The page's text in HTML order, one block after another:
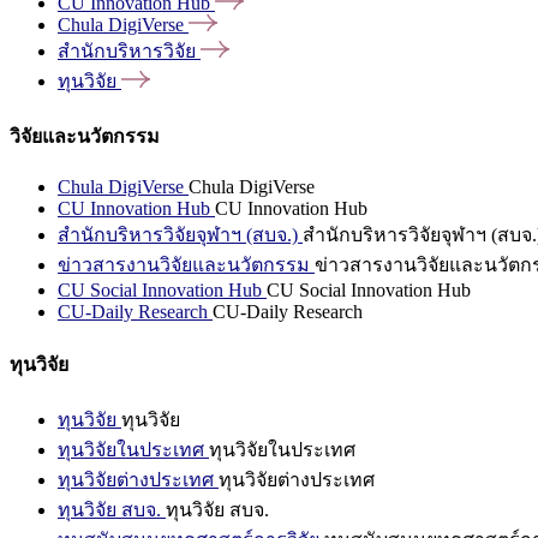
Chula DigiVerse
สำนักบริหารวิจัย
ทุนวิจัย
วิจัยและนวัตกรรม
Chula DigiVerse Chula DigiVerse
CU Innovation Hub CU Innovation Hub
สำนักบริหารวิจัยจุฬาฯ (สบจ.) สำนักบริหารวิจัยจุฬาฯ (สบจ
ข่าวสารงานวิจัยและนวัตกรรม ข่าวสารงานวิจัยและนวัตก
CU Social Innovation Hub CU Social Innovation Hub
CU-Daily Research CU-Daily Research
ทุนวิจัย
ทุนวิจัย ทุนวิจัย
ทุนวิจัยในประเทศ ทุนวิจัยในประเทศ
ทุนวิจัยต่างประเทศ ทุนวิจัยต่างประเทศ
ทุนวิจัย สบจ. ทุนวิจัย สบจ.